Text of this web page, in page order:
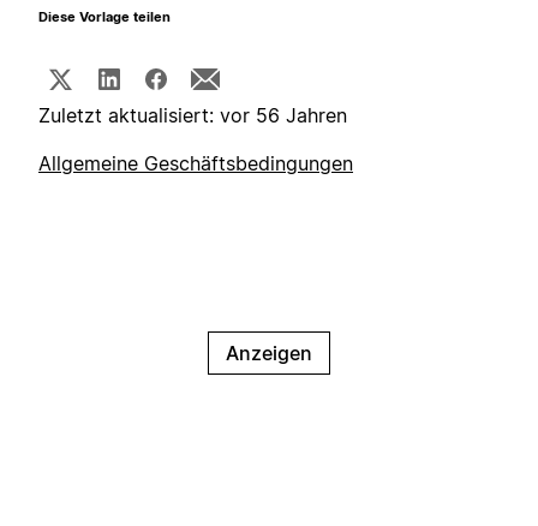
Diese Vorlage teilen
Zuletzt aktualisiert: vor 56 Jahren
Allgemeine Geschäftsbedingungen
Anzeigen